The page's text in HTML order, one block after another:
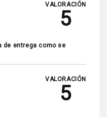
de entrega como se
VALORACIÓN
5
VALORACIÓN
5